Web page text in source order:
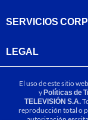
SERVICIOS
LEGAL
El uso de este sitio
yPolíticas de
TELEVISIÓN S.A.
reproducción total o